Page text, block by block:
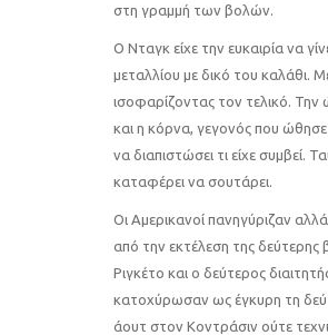
στη γραμμή των βολών.
Ο Νταγκ είχε την ευκαιρία να
μεταλλίου με δικό του καλάθι.
ισοφαρίζοντας τον τελικό. Την
και η κόρνα, γεγονός που ώθησε
να διαπιστώσει τι είχε
καταφέρει να σουτάρει.
Οι Αμερικανοί πανηγύριζαν
από την εκτέλεση της
Ριγκέτο και ο δεύτερος
κατοχύρωσαν ως έγκυρη τη
άουτ στον Κοντράσιν ούτε